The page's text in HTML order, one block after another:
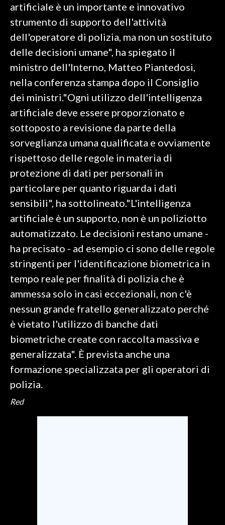
SPETTACOLI
GOSSIP
SALUTE
SARDEGNA TURISMO
#CARAUNIONE
3 MINUTI CON
INFO AZIENDE
ABBONATI
ANNUNCI
NECROLOGI
PUBBLICITÀ
SPIAGGE
STORE
artificiale è un importante e innovativo
strumento di supporto dell'attività
dell'operatore di polizia, ma non un sostituto
delle decisioni umane", ha spiegato il
ministro dell'Interno, Matteo Piantedosi,
nella conferenza stampa dopo il Consiglio
dei ministri."Ogni utilizzo dell'intelligenza
artificiale deve essere proporzionato e
sottoposto a revisione da parte della
sorveglianza umana qualificata e ovviamente
rispettoso delle regole in materia di
protezione di dati per personali in
particolare per quanto riguarda i dati
sensibili", ha sottolineato."L'intelligenza
artificiale è un supporto, non è un poliziotto
automatizzato. Le decisioni restano umane -
ha precisato - ad esempio ci sono delle regole
stringenti per l'identificazione biometrica in
tempo reale per finalità di polizia che è
ammessa solo in casi eccezionali, non c'è
nessun grande fratello generalizzato perché
è vietato l'utilizzo di banche dati
biometriche create con raccolta massiva e
generalizzata". È prevista anche una
formazione specializzata per gli operatori di
polizia.
Red